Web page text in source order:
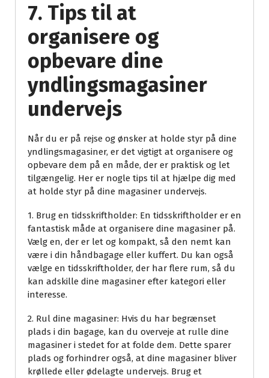
7. Tips til at
organisere og
opbevare dine
yndlingsmagasiner
undervejs
Når du er på rejse og ønsker at holde styr på dine
yndlingsmagasiner, er det vigtigt at organisere og
opbevare dem på en måde, der er praktisk og let
tilgængelig. Her er nogle tips til at hjælpe dig med
at holde styr på dine magasiner undervejs.
1. Brug en tidsskriftholder: En tidsskriftholder er en
fantastisk måde at organisere dine magasiner på.
Vælg en, der er let og kompakt, så den nemt kan
være i din håndbagage eller kuffert. Du kan også
vælge en tidsskriftholder, der har flere rum, så du
kan adskille dine magasiner efter kategori eller
interesse.
2. Rul dine magasiner: Hvis du har begrænset
plads i din bagage, kan du overveje at rulle dine
magasiner i stedet for at folde dem. Dette sparer
plads og forhindrer også, at dine magasiner bliver
krøllede eller ødelagte undervejs. Brug et